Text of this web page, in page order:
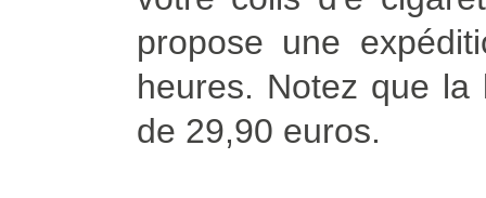
propose une
heures. Notez que
de 29,90 euros.